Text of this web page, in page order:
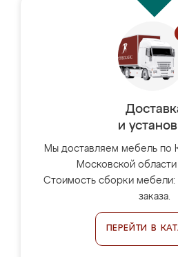
и
Мы доставляем мебель по
Московской
Стоимость сборки мебели:
заказа.
ПЕРЕЙТИ В